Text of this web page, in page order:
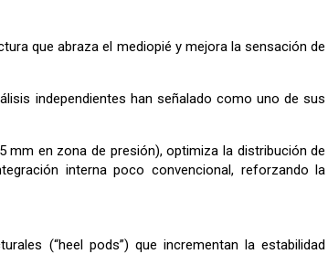
que abraza el mediopié y mejora la sensación de
independientes han señalado como uno de sus
mm en zona de presión), optimiza la distribución de
interna poco convencional, reforzando la
(“heel pods”) que incrementan la estabilidad